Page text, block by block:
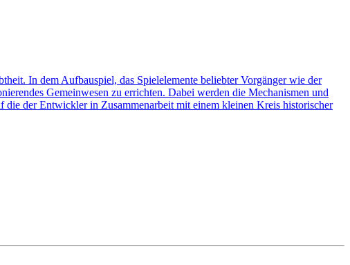
In dem Aufbauspiel, das Spielelemente beliebter Vorgänger wie der
Gemeinwesen zu errichten. Dabei werden die Mechanismen und
die der Entwickler in Zusammenarbeit mit einem kleinen Kreis historischer